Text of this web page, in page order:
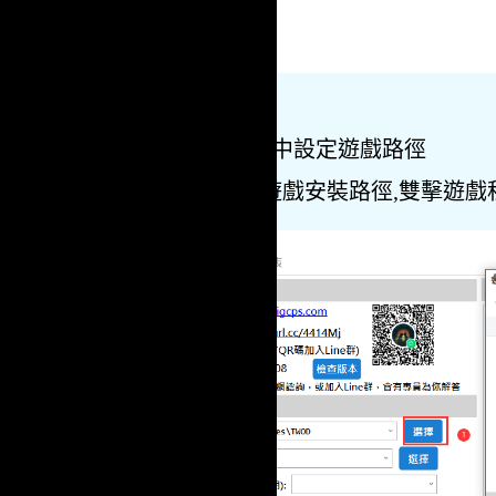
2.在使用說明中設定遊戲路徑
點選擇,找到遊戲安裝路徑,雙擊遊戲